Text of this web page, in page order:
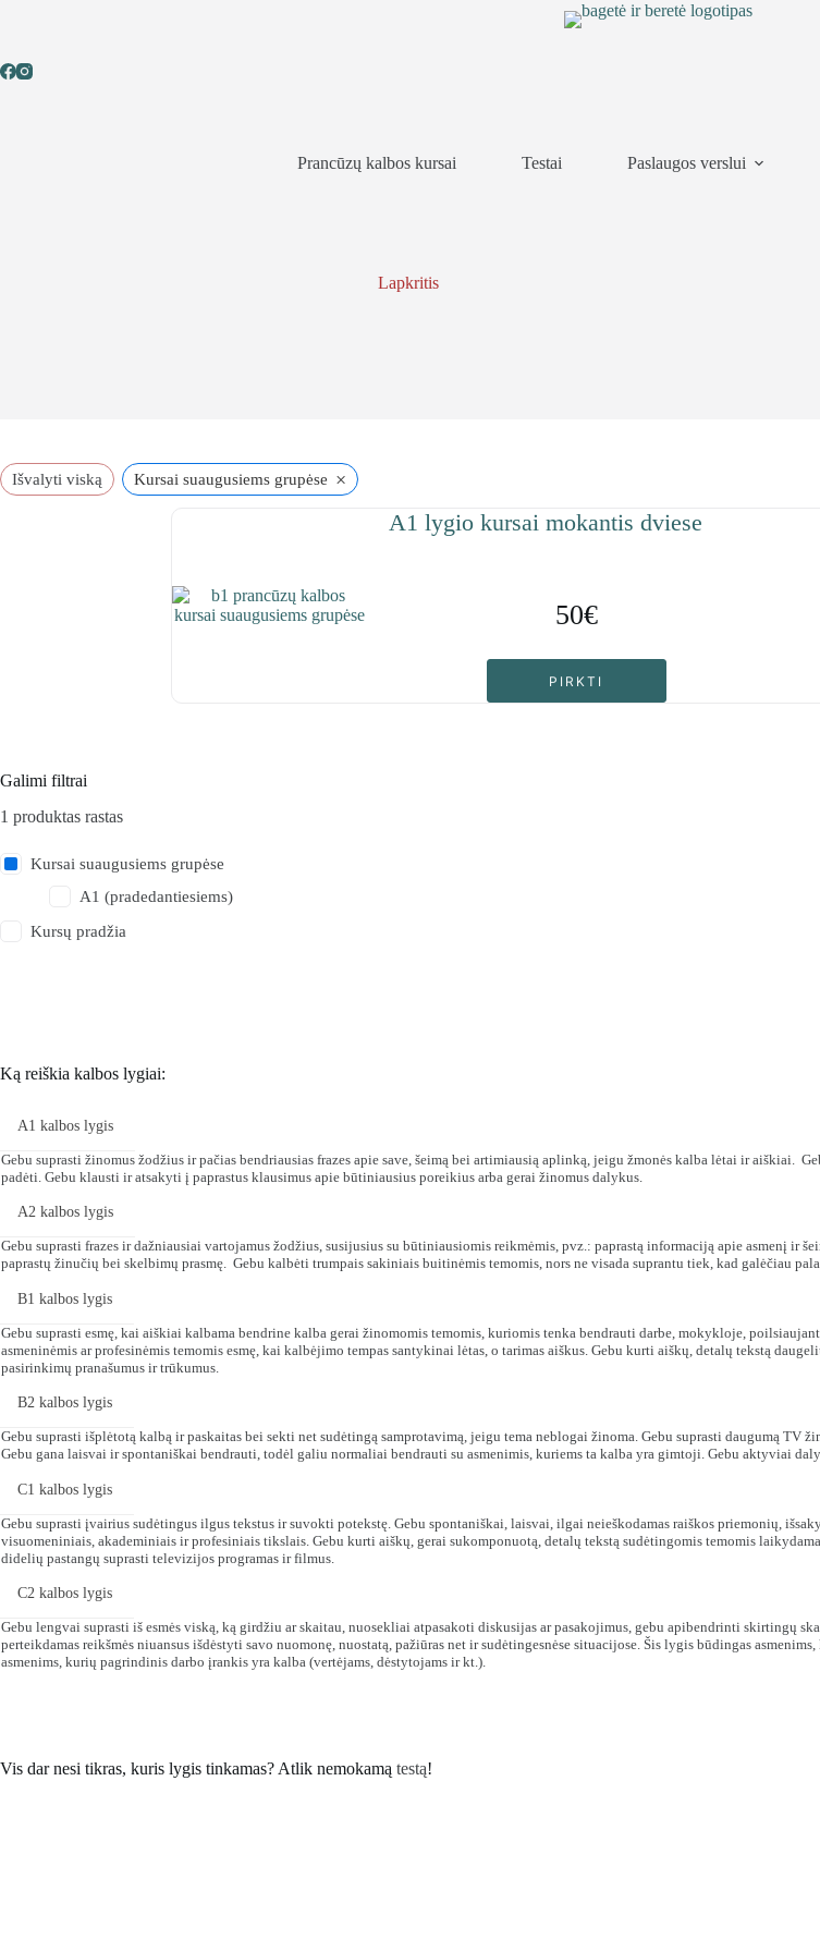
Prancūzų kalbos kursai Testai Paslaugos verslui
Lapkritis
Išvalyti viską Kursai suaugusiems grupėse ×
A1 lygio kursai mokantis dviese
50€
PIRKTI
Galimi filtrai
1 produktas rastas
Kursai suaugusiems grupėse
A1 (pradedantiesiems)
Kursų pradžia
Ką reiškia kalbos lygiai:
A1 kalbos lygis
Gebu suprasti žinomus žodžius ir pačias bendriausias frazes apie save, šeimą bei artimiausią aplinką, jeigu žmonės kalba lėtai ir aiškiai.
padėti. Gebu klausti ir atsakyti į paprastus klausimus apie būtiniausius poreikius arba gerai žinomus dalykus.
A2 kalbos lygis
Gebu suprasti frazes ir dažniausiai vartojamus žodžius, susijusius su būtiniausiomis reikmėmis, pvz.: paprastą informaciją apie asmenį ir
paprastų žinučių bei skelbimų prasmę. Gebu kalbėti trumpais sakiniais buitinėmis temomis, nors ne visada suprantu tiek, kad galėčiau
B1 kalbos lygis
Gebu suprasti esmę, kai aiškiai kalbama bendrine kalba gerai žinomomis temomis, kuriomis tenka bendrauti darbe, mokykloje,
asmeninėmis ar profesinėmis temomis esmę, kai kalbėjimo tempas santykinai lėtas, o tarimas aiškus. Gebu kurti aiškų, detalų tekstą
pasirinkimų pranašumus ir trūkumus.
B2 kalbos lygis
Gebu suprasti išplėtotą kalbą ir paskaitas bei sekti net sudėtingą samprotavimą, jeigu tema neblogai žinoma. Gebu suprasti daugumą TV
Gebu gana laisvai ir spontaniškai bendrauti, todėl galiu normaliai bendrauti su asmenimis, kuriems ta kalba yra gimtoji. Gebu aktyviai
C1 kalbos lygis
Gebu suprasti įvairius sudėtingus ilgus tekstus ir suvokti potekstę. Gebu spontaniškai, laisvai, ilgai neieškodamas raiškos priemonių,
visuomeniniais, akademiniais ir profesiniais tikslais. Gebu kurti aiškų, gerai sukomponuotą, detalų tekstą sudėtingomis temomis
didelių pastangų suprasti televizijos programas ir filmus.
C2 kalbos lygis
Gebu lengvai suprasti iš esmės viską, ką girdžiu ar skaitau, nuosekliai atpasakoti diskusijas ar pasakojimus, gebu apibendrinti skirtingų
perteikdamas reikšmės niuansus išdėstyti savo nuomonę, nuostatą, pažiūras net ir sudėtingesnėse situacijose. Šis lygis būdingas
asmenims, kurių pagrindinis darbo įrankis yra kalba (vertėjams, dėstytojams ir kt.).
Vis dar nesi tikras, kuris lygis tinkamas? Atlik nemokamą testą!